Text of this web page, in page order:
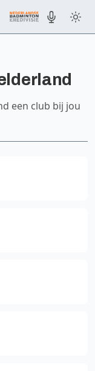
een club bij jou